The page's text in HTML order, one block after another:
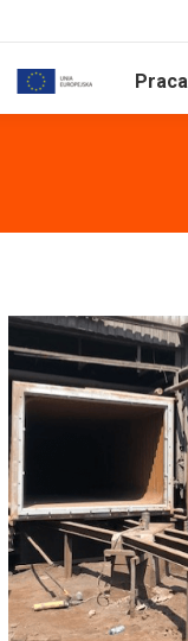
Praca